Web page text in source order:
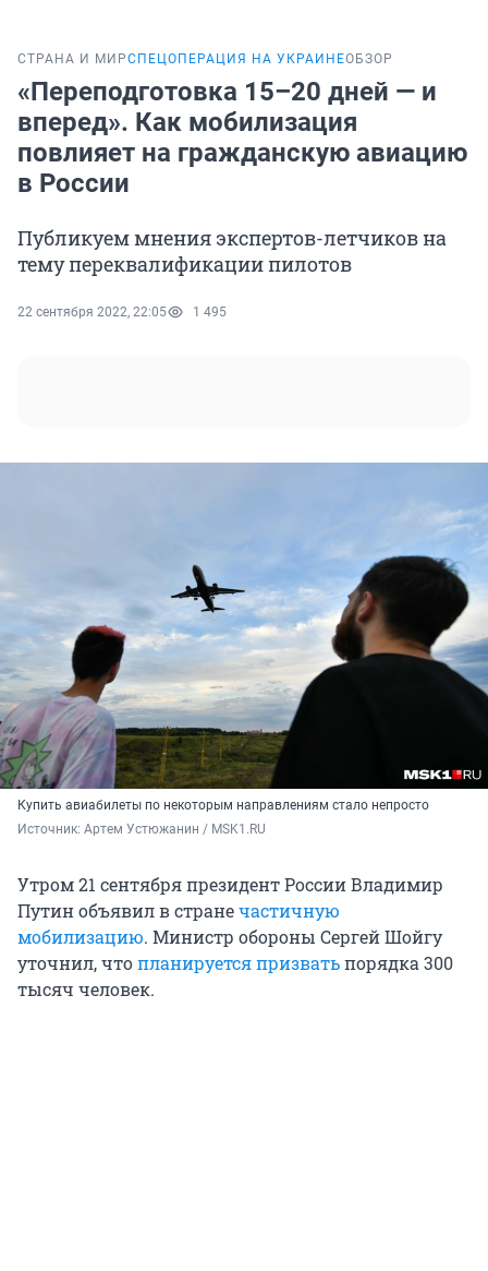
СТРАНА И МИРСПЕЦОПЕРАЦИЯ НА УКРАИНЕОБЗОР
«Переподготовка 15–20 дней — и
вперед». Как мобилизация
повлияет на гражданскую авиацию
в России
Публикуем мнения экспертов-летчиков на
тему переквалификации пилотов
22 сентября 2022, 22:05 1 495
Купить авиабилеты по некоторым направлениям стало непросто
Источник: Артем Устюжанин / MSK1.RU
Утром 21 сентября президент России Владимир
Путин объявил в странечастичную
мобилизацию. Министр обороны Сергей Шойгу
уточнил, чтопланируется призватьпорядка 300
тысяч человек.